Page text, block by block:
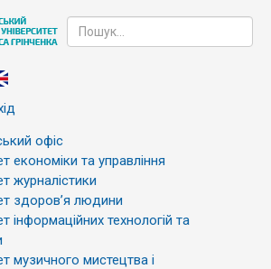
офіс
економіки та управління
журналістики
здоров’я людини
інформаційних технологій та
музичного мистецтва і